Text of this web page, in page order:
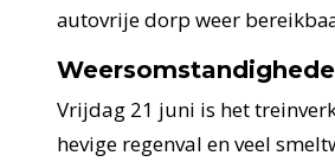
autovrije dorp weer
Vrijdag 21 juni is het
hevige regenval en veel